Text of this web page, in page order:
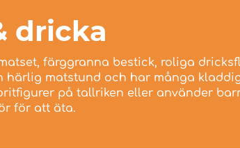
dricka
färggranna bestick, roliga
härlig matstund och har många
på tallriken eller använder
för att äta.